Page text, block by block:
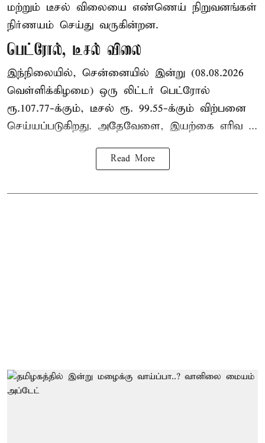
மற்றும் டீசல் விலையை எண்ணெய் நிறுவனங்கள்
நிர்ணயம் செய்து வருகின்றன.
பெட்ரோல், டீசல் விலை
இந்நிலையில், சென்னையில் இன்று (08.08.2026
வெள்ளிக்கிழமை) ஒரு லிட்டர் பெட்ரோல்
ரூ.107.77-க்கும், டீசல் ரூ. 99.55-க்கும் விற்பனை
செய்யப்படுகிறது. அதேவேளை, இயற்கை எரிவ ...
Read More